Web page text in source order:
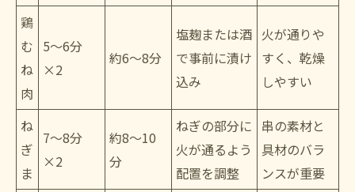
鶏
む
ね
肉
5〜6分
×2
約6〜8分
塩麹または酒
で事前に漬け
込み
火が通りや
すく、乾燥
しやすい
ね
ぎ
ま
7〜8分
×2
約8〜10
分
ねぎの部分に
火が通るよう
配置を調整
串の素材と
具材のバラ
ンスが重要